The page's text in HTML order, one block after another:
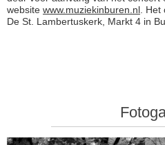
website www.muziekinburen.nl .
De St. Lambertuskerk, Markt 4 in